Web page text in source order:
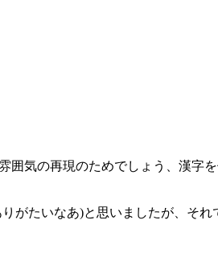
気の再現のためでしょう、漢字
がたいなあ)と思いましたが、それ